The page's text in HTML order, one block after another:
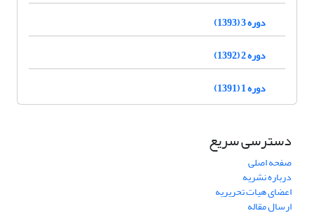
دوره 3 (1393)
دوره 2 (1392)
دوره 1 (1391)
دسترسی سریع
صفحه اصلی
درباره نشریه
اعضای هیات تحریریه
ارسال مقاله